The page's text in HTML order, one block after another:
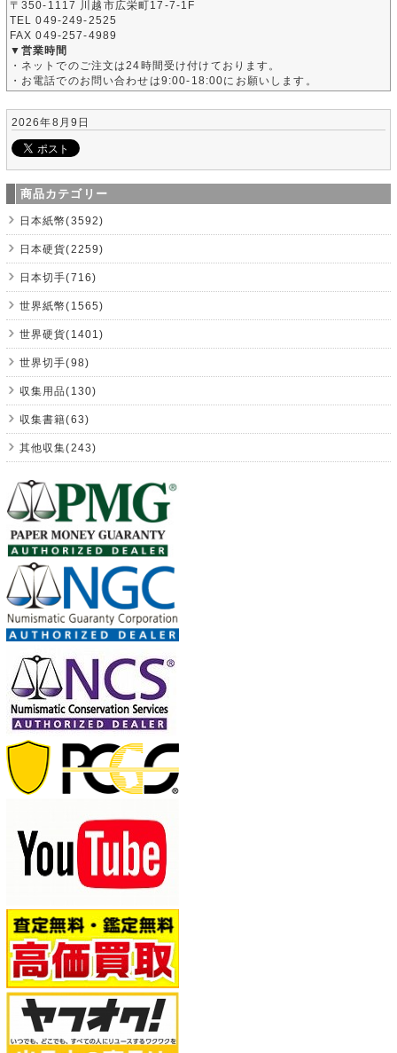
〒350-1117 川越市広栄町17-7-1F
TEL 049-249-2525
FAX 049-257-4989
▼営業時間
・ネットでのご注文は24時間受け付けております。
・お電話でのお問い合わせは9:00-18:00にお願いします。
2026年8月9日
商品カテゴリー
日本紙幣(3592)
日本硬貨(2259)
日本切手(716)
世界紙幣(1565)
世界硬貨(1401)
世界切手(98)
収集用品(130)
収集書籍(63)
其他収集(243)